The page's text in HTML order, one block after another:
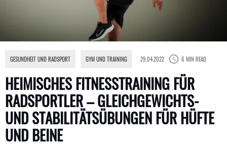
HEIMISCHES FITNESSTRAINING FÜR
RADSPORTLER – GLEICHGEWICHTS-
UND STABILITÄTSÜBUNGEN FÜR HÜFTE
UND BEINE
GESUNDHEIT UND RADSPORT GYM UND TRAINING 29.04.2022 6 MIN READ